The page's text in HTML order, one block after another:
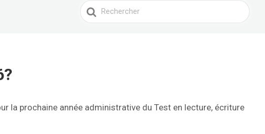
Search
For
la prochaine année administrative du Test en lecture, écriture